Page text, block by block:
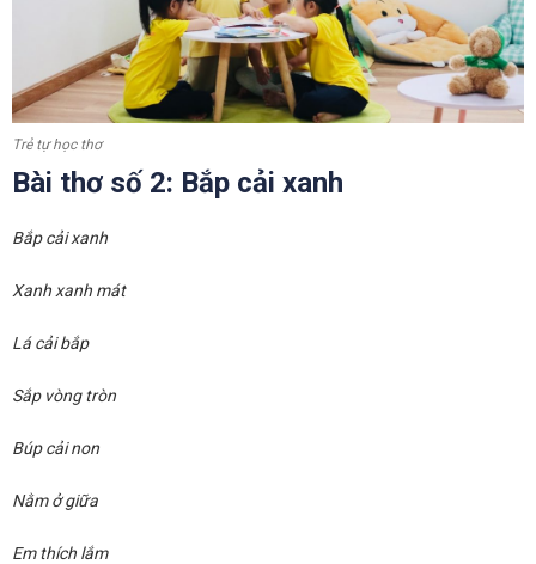
Trẻ tự học thơ
Bài thơ số 2: Bắp cải xanh
Bắp cải xanh
Xanh xanh mát
Lá cải bắp
Sắp vòng tròn
Búp cải non
Nằm ở giữa
Em thích lắm